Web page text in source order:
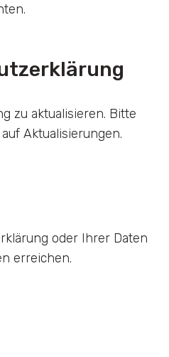
zu aktualisieren. Bitte
Aktualisierungen.
oder Ihrer Daten
erreichen.